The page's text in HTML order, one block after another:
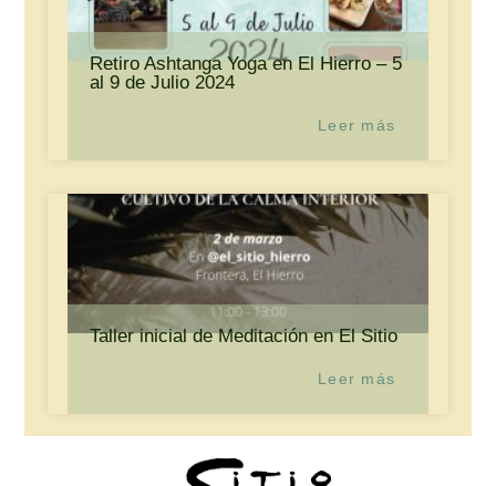
Retiro Ashtanga Yoga en El Hierro – 5
al 9 de Julio 2024
Leer más
Taller inicial de Meditación en El Sitio
Leer más